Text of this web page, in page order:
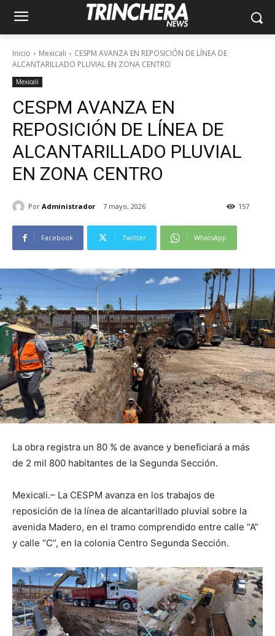
Inicio Mexicali
CESPM AVANZA EN REPOSICIÓN DE LÍNEA DE
ALCANTARILLADO PLUVIAL EN ZONA CENTRO
Mexicali
CESPM AVANZA EN
REPOSICIÓN DE LÍNEA DE
ALCANTARILLADO PLUVIAL
EN ZONA CENTRO
Por Administrador 7 mayo, 2026 157
Facebook Twitter WhatsApp
La obra registra un 80 % de avance y beneficiará a más
de 2 mil 800 habitantes de la Segunda Sección.
Mexicali.– La CESPM avanza en los trabajos de
reposición de la línea de alcantarillado pluvial sobre la
avenida Madero, en el tramo comprendido entre calle “A”
y calle “C”, en la colonia Centro Segunda Sección.